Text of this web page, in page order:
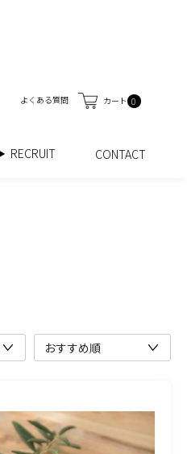
よくある質問 カート 0
RECRUIT CONTACT